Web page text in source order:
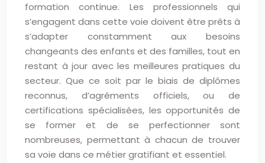
formation continue. Les professionnels qui
s’engagent dans cette voie doivent être prêts à
s’adapter constamment aux besoins
changeants des enfants et des familles, tout en
restant à jour avec les meilleures pratiques du
secteur. Que ce soit par le biais de diplômes
reconnus, d’agréments officiels, ou de
certifications spécialisées, les opportunités de
se former et de se perfectionner sont
nombreuses, permettant à chacun de trouver
sa voie dans ce métier gratifiant et essentiel.